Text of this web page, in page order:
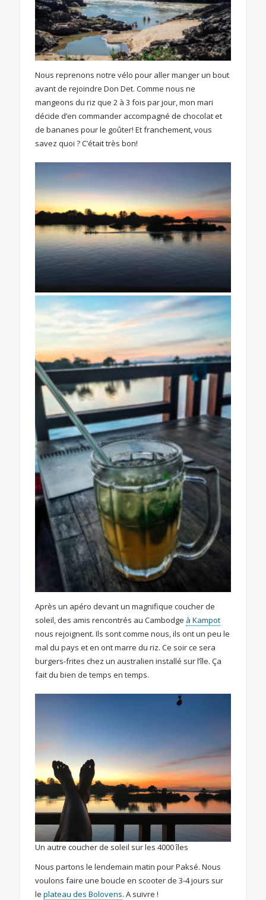
Nous reprenons notre vélo pour aller manger un bout
avant de rejoindre Don Det. Comme nous ne
mangeons du riz que 2 à 3 fois par jour, mon mari
décide d’en commander accompagné de chocolat et
de bananes pour le goûter! Et franchement, vous
savez quoi ? C’était très bon!
Après un apéro devant un magnifique coucher de
soleil, des amis rencontrés au Cambodge à Kampot
nous rejoignent. Ils sont comme nous, ils ont un peu le
mal du pays et en ont marre du riz. Ce soir ce sera
burgers-frites chez un australien installé sur l’île. Ça
fait du bien de temps en temps.
Un autre coucher de soleil sur les 4000 îles
Nous partons le lendemain matin pour Paksé. Nous
voulons faire une boucle en scooter de 3-4 jours sur
le plateau des Bolovens. A suivre !